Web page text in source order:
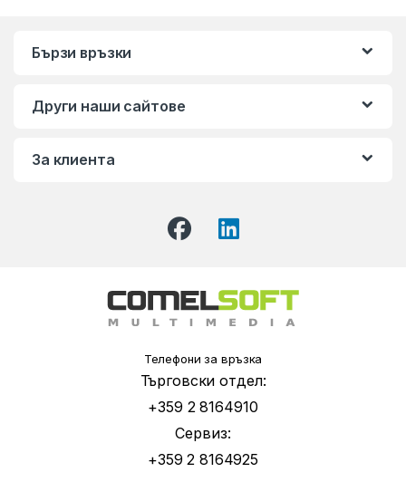
Бързи връзки
Други наши сайтове
За клиента
Телефони за връзка
Търговски отдел:
+359 2 8164910
Сервиз:
+359 2 8164925